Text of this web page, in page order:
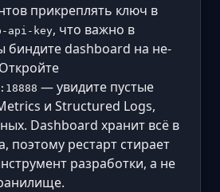
прикреплять ключ в
api-key, что важно в
биндите dashboard на не-
— увидите пустые
и Structured Logs,
Dashboard хранит всё в
поэтому рестарт стирает
разработки, а не